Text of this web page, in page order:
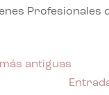
Profesionales
antiguas